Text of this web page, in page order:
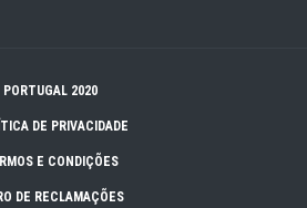
PORTUGAL 2020
DE PRIVACIDADE
E CONDIÇÕES
DE RECLAMAÇÕES